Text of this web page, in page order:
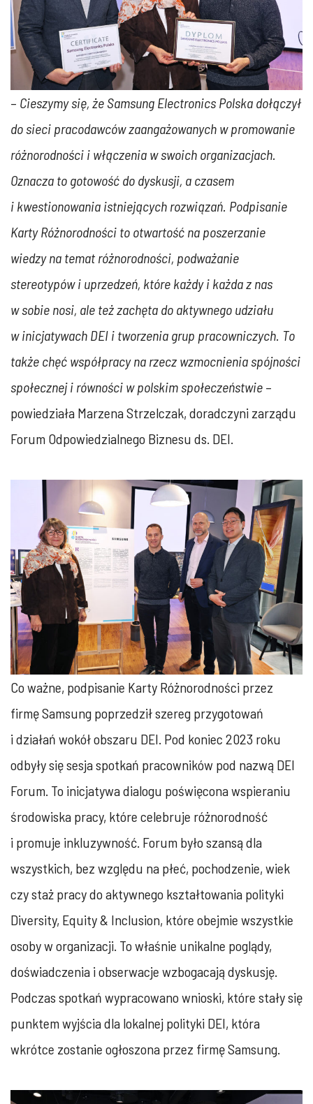
– Cieszymy się, że Samsung Electronics Polska dołączył
do sieci pracodawców zaangażowanych w promowanie
różnorodności i włączenia w swoich organizacjach.
Oznacza to gotowość do dyskusji, a czasem
i kwestionowania istniejących rozwiązań. Podpisanie
Karty Różnorodności to otwartość na poszerzanie
wiedzy na temat różnorodności, podważanie
stereotypów i uprzedzeń, które każdy i każda z nas
w sobie nosi, ale też zachęta do aktywnego udziału
w inicjatywach DEI i tworzenia grup pracowniczych. To
także chęć współpracy na rzecz wzmocnienia spójności
społecznej i równości w polskim społeczeństwie –
powiedziała Marzena Strzelczak, doradczyni zarządu
Forum Odpowiedzialnego Biznesu ds. DEI.
Co ważne, podpisanie Karty Różnorodności przez
firmę Samsung poprzedził szereg przygotowań
i działań wokół obszaru DEI. Pod koniec 2023 roku
odbyły się sesja spotkań pracowników pod nazwą DEI
Forum. To inicjatywa dialogu poświęcona wspieraniu
środowiska pracy, które celebruje różnorodność
i promuje inkluzywność. Forum było szansą dla
wszystkich, bez względu na płeć, pochodzenie, wiek
czy staż pracy do aktywnego kształtowania polityki
Diversity, Equity & Inclusion, które obejmie wszystkie
osoby w organizacji. To właśnie unikalne poglądy,
doświadczenia i obserwacje wzbogacają dyskusję.
Podczas spotkań wypracowano wnioski, które stały się
punktem wyjścia dla lokalnej polityki DEI, która
wkrótce zostanie ogłoszona przez firmę Samsung.